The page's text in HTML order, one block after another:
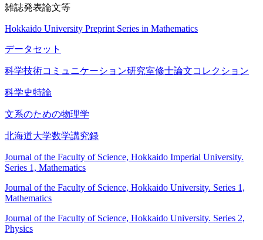
雑誌発表論文等
Hokkaido University Preprint Series in Mathematics
データセット
科学技術コミュニケーション研究室修士論文コレクション
科学史特論
文系のための物理学
北海道大学数学講究録
Journal of the Faculty of Science, Hokkaido Imperial University.
Series 1, Mathematics
Journal of the Faculty of Science, Hokkaido University. Series 1,
Mathematics
Journal of the Faculty of Science, Hokkaido University. Series 2,
Physics